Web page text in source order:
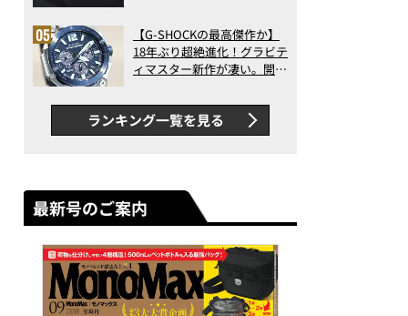
アの実力
【G-SHOCKの最高傑作か】
18年ぶり超絶進化！グラビテ
ィマスター新作が凄い。開発
新ムーブメントの衝撃
ランキング一覧を見る
最新号のご案内